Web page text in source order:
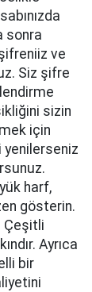
sonra
ve
Siz şifre
sizin
için
harf,
gösterin.
Çeşitli
Ayrıca
bir